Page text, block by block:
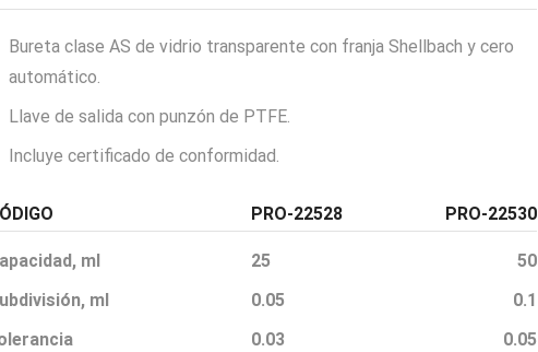
Bureta clase AS de vidrio transparente con franja Shellbach y cero
automático.
Llave de salida con punzón de PTFE.
Incluye certificado de conformidad.
PRO-22528 PRO-22530
ml 25
50
ml
0.05
0.1
0.03
0.05